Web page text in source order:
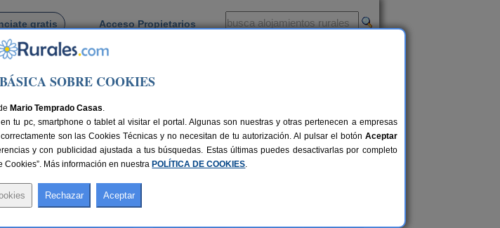
gratis Acceso Propietarios
SOBRE COOKIES
Mario Temprado Casas.
tu pc, smartphone o tablet al visitar el portal. Algunas son nuestras y otras pertenecen a empresas
son las Cookies Técnicas y no necesitan de tu autorización. Al pulsar el botón Aceptar
y con publicidad ajustada a tus búsquedas. Estas últimas puedes desactivarlas por completo
Más información en nuestra POLÍTICA DE COOKIES.